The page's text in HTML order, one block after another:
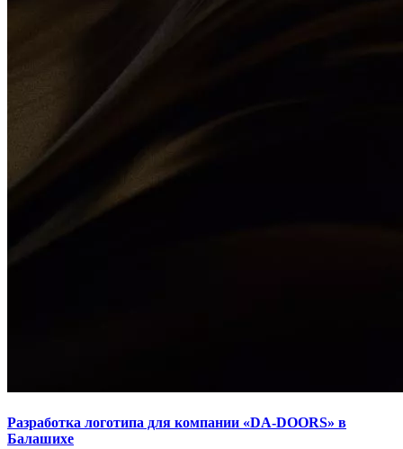
Разработка логотипа для компании «DA-DOORS» в
Балашихе